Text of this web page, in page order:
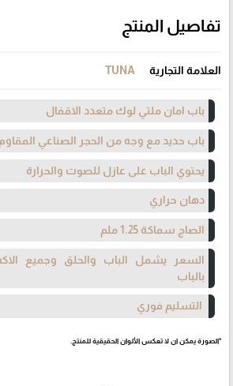
تفاصيل المنتج
العلامة التجارية TUNA
باب امان ملتي لوك متعدد الاقفال
باب حديد مع وجه من الحجر الصناعي
يحتوي الباب على عازل للصوت والحرارة
دهان حراري
الصاج سماكة 1.25 ملم
السعر يشمل الباب والحلق وجميع
بالباب
التسليم فوري
*الصورة يمكن ان لا تعكس الألوان الحقيقية للمنتج.